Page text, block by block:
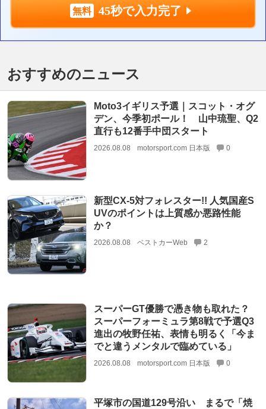
45秒で入力完了
おすすめのニュース
Moto3イギリス予選｜スコット・オグ
デン、今季初ポール！ 山中琉聖、Q2
直行も12番手中団スタート
2026.08.08 motorsport.com 日本版 0
新型CX-5対フォレスター!! 人気国産S
UVのポイントは上質感か悪路性能
か？
2026.08.08 ベストカーWeb 2
スーパーGT優勝で憑き物も取れた？
スーパーフォーミュラ第8戦で予選Q3
進出の牧野任祐、表情も明るく「今ま
でと違うメンタルで臨めている」
2026.08.08 motorsport.com 日本版 0
平塚市の国道129号沿い まるで「焼